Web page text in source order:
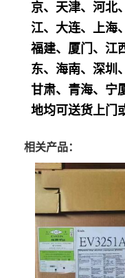
京、天津、河北
江、大连、上海
福建、厦门、江
东、海南、深圳
甘肃、青海、宁
地均可送货上门
相关产品：